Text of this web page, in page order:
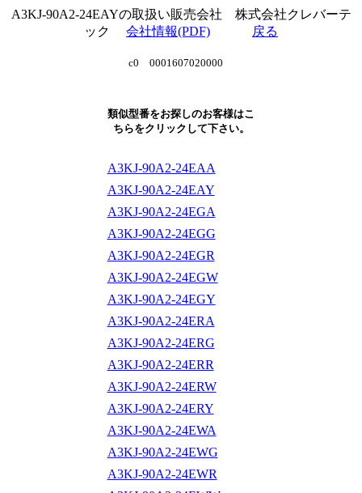
A3KJ-90A2-24EAYの取扱い販売会社 株式会社クレバーテ
ック 会社情報(PDF) 戻る
c0 0001607020000
類似型番をお探しのお客様はこ
ちらをクリックして下さい。
A3KJ-90A2-24EAA
A3KJ-90A2-24EAY
A3KJ-90A2-24EGA
A3KJ-90A2-24EGG
A3KJ-90A2-24EGR
A3KJ-90A2-24EGW
A3KJ-90A2-24EGY
A3KJ-90A2-24ERA
A3KJ-90A2-24ERG
A3KJ-90A2-24ERR
A3KJ-90A2-24ERW
A3KJ-90A2-24ERY
A3KJ-90A2-24EWA
A3KJ-90A2-24EWG
A3KJ-90A2-24EWR